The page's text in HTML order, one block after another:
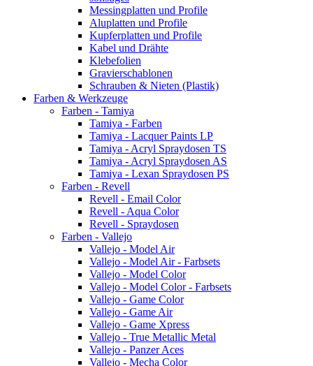
Messingplatten und Profile
Aluplatten und Profile
Kupferplatten und Profile
Kabel und Drähte
Klebefolien
Gravierschablonen
Schrauben & Nieten (Plastik)
Farben & Werkzeuge
Farben - Tamiya
Tamiya - Farben
Tamiya - Lacquer Paints LP
Tamiya - Acryl Spraydosen TS
Tamiya - Acryl Spraydosen AS
Tamiya - Lexan Spraydosen PS
Farben - Revell
Revell - Email Color
Revell - Aqua Color
Revell - Spraydosen
Farben - Vallejo
Vallejo - Model Air
Vallejo - Model Air - Farbsets
Vallejo - Model Color
Vallejo - Model Color - Farbsets
Vallejo - Game Color
Vallejo - Game Air
Vallejo - Game Xpress
Vallejo - True Metallic Metal
Vallejo - Panzer Aces
Vallejo - Mecha Color